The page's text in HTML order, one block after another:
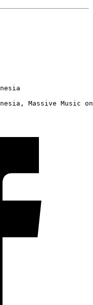
Massive Music